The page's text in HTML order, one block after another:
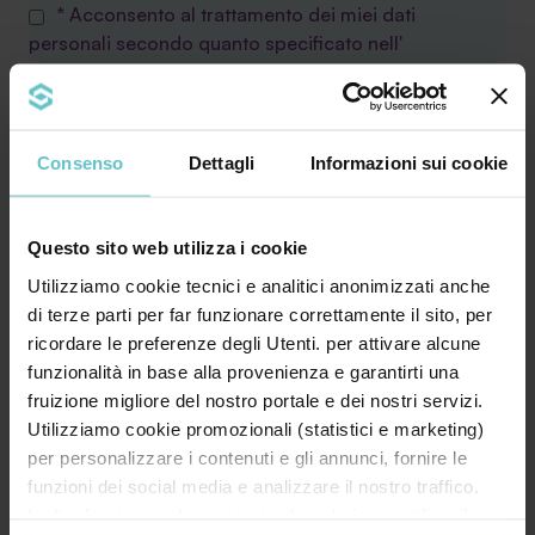
Consenso Dettagli Informazioni sui cookie
Questo sito web utilizza i cookie
Utilizziamo cookie tecnici e analitici anonimizzati anche
di terze parti per far funzionare correttamente il sito, per
ricordare le preferenze degli Utenti. per attivare alcune
funzionalità in base alla provenienza e garantirti una
fruizione migliore del nostro portale e dei nostri servizi.
Utilizziamo cookie promozionali (statistici e marketing)
per personalizzare i contenuti e gli annunci, fornire le
funzioni dei social media e analizzare il nostro traffico.
* Acconsento al trattamento dei miei dati
personali secondo quanto specificato nell'
informativa
Leggi le ultime news